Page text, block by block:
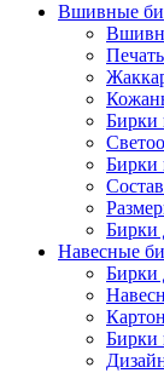
Вшивные
Бирки
Бирки
Бирки
Навесные
Бирки
Бирки